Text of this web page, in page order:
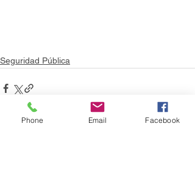
Seguridad Pública
Phone Email Facebook